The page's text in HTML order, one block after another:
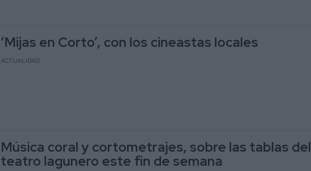
‘Mijas en Corto’, con los cineastas locales
ACTUALIDAD
Música coral y cortometrajes, sobre las tablas del
teatro lagunero este fin de semana